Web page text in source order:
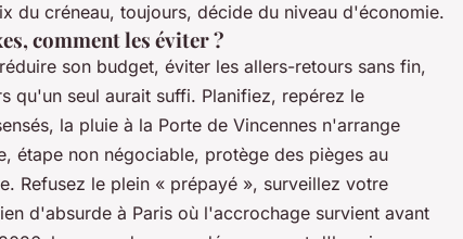
du créneau, toujours, décide du niveau d'économie.
comment les éviter ?
son budget, éviter les allers-retours sans fin,
qu'un seul aurait suffi. Planifiez, repérez le
la pluie à la Porte de Vincennes n'arrange
étape non négociable, protège des pièges au
Refusez le plein « prépayé », surveillez votre
d'absurde à Paris où l'accrochage survient avant